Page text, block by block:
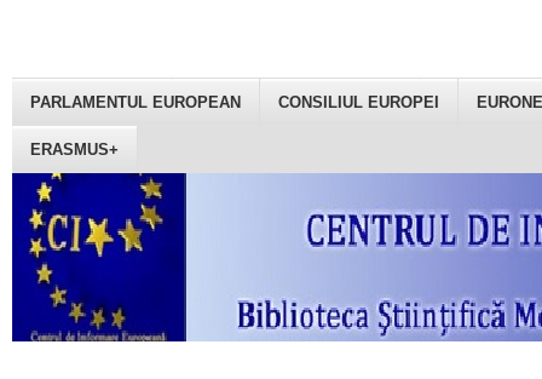
PARLAMENTUL EUROPEAN CONSILIUL EUROPEI
ERASMUS+